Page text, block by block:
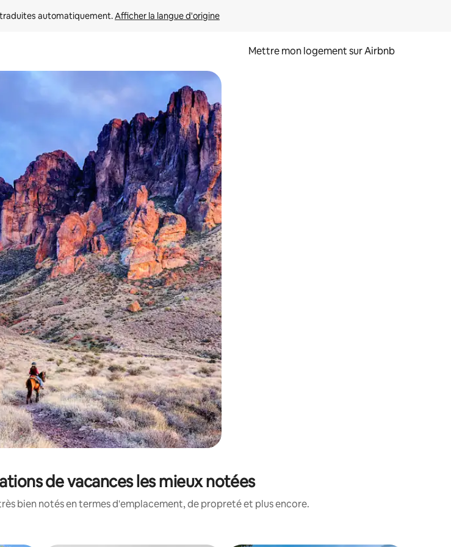
automatiquement. Afficher la langue d'origine
Mettre mon logement sur Airbnb
pour les parcourir ou en appuyant et en faisant glisser.
de vacances les mieux notées
bien notés en termes d'emplacement, de propreté et plus encore.